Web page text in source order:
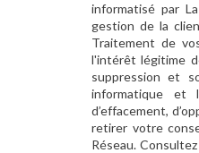
informatisé par
gestion de la
Traitement de
l'intérêt légitime
suppression et
informatique et
d’effacement,
retirer votre
Réseau.